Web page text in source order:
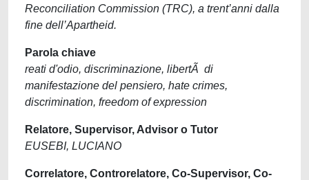
Reconciliation Commission (TRC), a trent’anni dalla
fine dell’Apartheid.
Parola chiave
reati d'odio, discriminazione, libertÃ di
manifestazione del pensiero, hate crimes,
discrimination, freedom of expression
Relatore, Supervisor, Advisor o Tutor
EUSEBI, LUCIANO
Correlatore, Controrelatore, Co-Supervisor, Co-